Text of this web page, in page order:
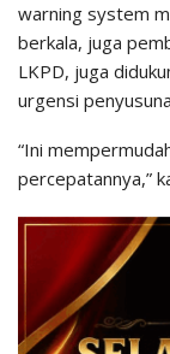
warning system
berkala, juga
LKPD, juga
urgensi
“Ini
percepatannya,”